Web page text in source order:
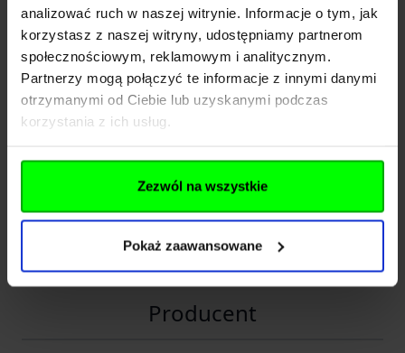
analizować ruch w naszej witrynie. Informacje o tym, jak
korzystasz z naszej witryny, udostępniamy partnerom
społecznościowym, reklamowym i analitycznym.
Partnerzy mogą połączyć te informacje z innymi danymi
otrzymanymi od Ciebie lub uzyskanymi podczas
korzystania z ich usług.
Zezwól na wszystkie
Pokaż zaawansowane
Podświetlenie krzyża
NIE
Średnica tubusu
30.000000
Minimalne powiększenie
Od 2,5x do 5x
Rodzaj szyny (mm)
22
Średnica obiektywu
40.000000
Producent